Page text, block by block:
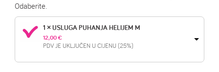
Odaberite.
1 × USLUGA PUHANJA HELIJEM M
12,00 €
PDV JE UKLJUČEN U CIJENU (25%)